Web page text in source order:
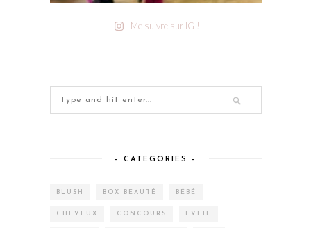
Me suivre sur IG !
– CATEGORIES –
BLUSH BOX BEAUTÉ BÉBÉ
CHEVEUX CONCOURS EVEIL